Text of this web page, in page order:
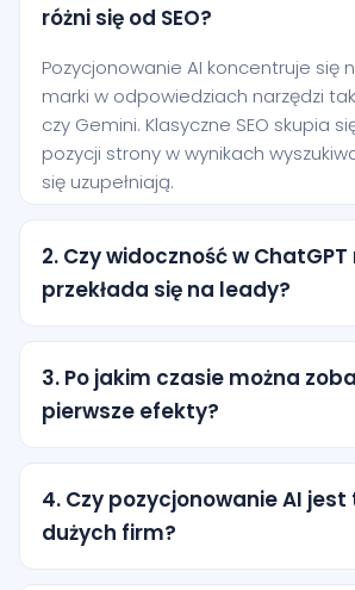
różni się od SEO?
Pozycjonowanie AI koncentruje się
marki w odpowiedziach narzędzi
czy Gemini. Klasyczne SEO skupia
pozycji strony w wynikach
się uzupełniają.
2. Czy widoczność w
przekłada się na leady?
Tak, szczególnie przy zapytaniach
intencji. Użytkownik często pyta AI
konkretnej usługi i jest bliżej decyzji
dopiero przegląda ogólne wyniki
3. Po jakim czasie można
pierwsze efekty?
Pierwsze efekty zwykle pojawiają
tygodniach od wdrożenia podstaw.
rezultaty wymagają regularnej
strukturą i autorytetem marki.
4. Czy pozycjonowanie AI
dużych firm?
Nie. Dla lokalnych firm z miasta